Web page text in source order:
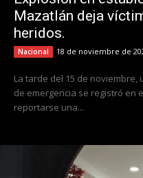
Mazatlán deja
heridos.
Nacional 18 de noviembre de
La tarde del 15 de
de emergencia se registró en
reportarse una...